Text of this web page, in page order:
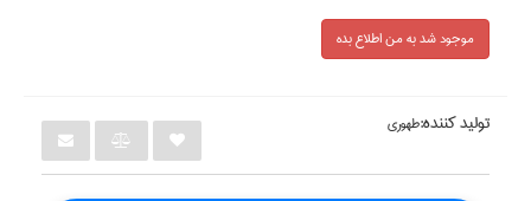
موجود شد به من اطلاع بده
تولید کننده:طهوري